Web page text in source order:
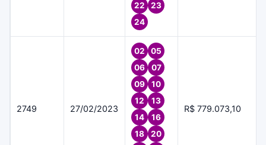
22
23
24
2749 27/02/2023
02
05
06
07
09
10
12
13
14
16
18
20
R$ 779.073,10